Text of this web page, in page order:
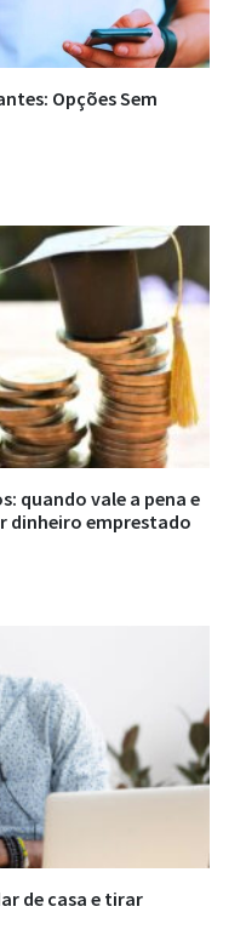
Opções Sem
quando vale a pena e
dinheiro emprestado
de casa e tirar